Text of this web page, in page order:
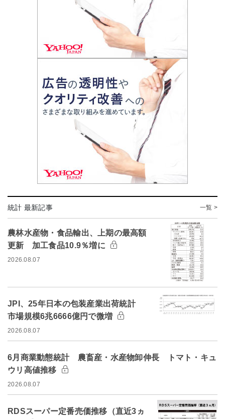
統計 最新記事 一覧 >
農林水産物・食品輸出、上期の最高額
更新 加工食品10.9％増に
2026.08.07
JPI、25年日本の包装産業出荷統計
市場規模6兆6666億円で微増
2026.08.07
6月商業動態統計 農畜産・水産物卸伸長 トマト・キュ
ウリ高値推移
2026.08.07
RDSスーパー定番売価推移（直近3ヵ